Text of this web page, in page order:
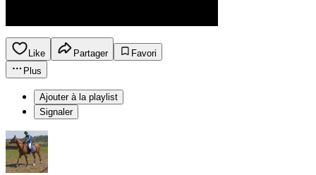
Like Partager
Favori
Plus
Ajouter à la playlist
Signaler